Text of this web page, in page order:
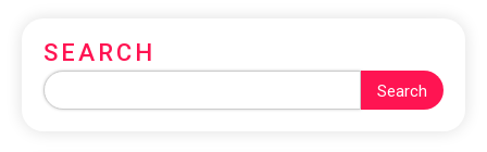
SEARCH
Search